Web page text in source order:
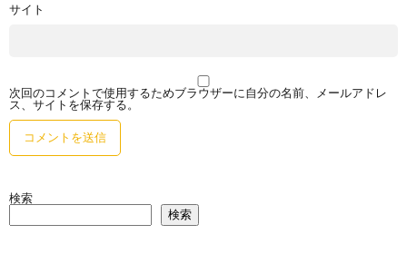
サイト
次回のコメントで使用するためブラウザーに自分の名前、メールアドレ
ス、サイトを保存する。
検索
検索